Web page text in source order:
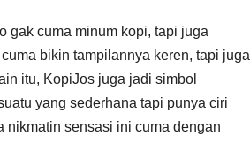
gak cuma minum kopi, tapi juga
bikin tampilannya keren, tapi juga
itu, KopiJos juga jadi simbol
yang sederhana tapi punya ciri
nikmatin sensasi ini cuma dengan